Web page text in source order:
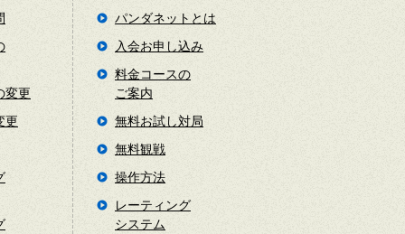
変更
更
パンダネットとは
入会お申し込み
料金コースの
ご案内
無料お試し対局
無料観戦
操作方法
レーティング
システム